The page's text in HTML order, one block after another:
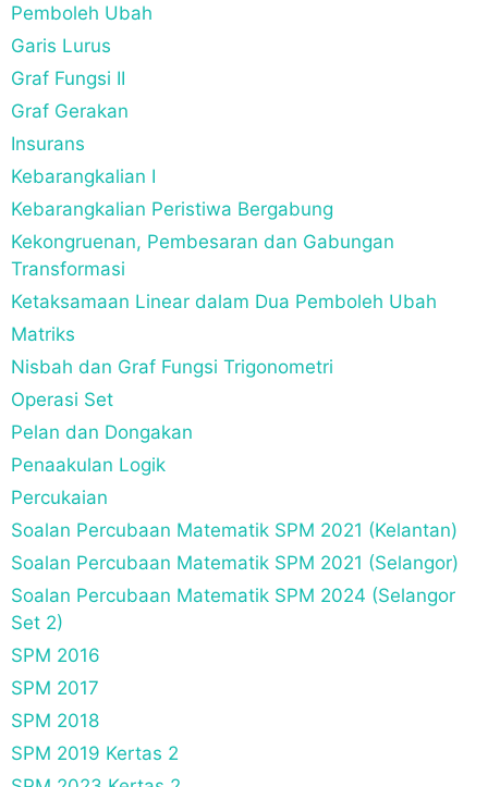
Pemboleh Ubah
Garis Lurus
Graf Fungsi II
Graf Gerakan
Insurans
Kebarangkalian I
Kebarangkalian Peristiwa Bergabung
Kekongruenan, Pembesaran dan Gabungan
Transformasi
Ketaksamaan Linear dalam Dua Pemboleh Ubah
Matriks
Nisbah dan Graf Fungsi Trigonometri
Operasi Set
Pelan dan Dongakan
Penaakulan Logik
Percukaian
Soalan Percubaan Matematik SPM 2021 (Kelantan)
Soalan Percubaan Matematik SPM 2021 (Selangor)
Soalan Percubaan Matematik SPM 2024 (Selangor
Set 2)
SPM 2016
SPM 2017
SPM 2018
SPM 2019 Kertas 2